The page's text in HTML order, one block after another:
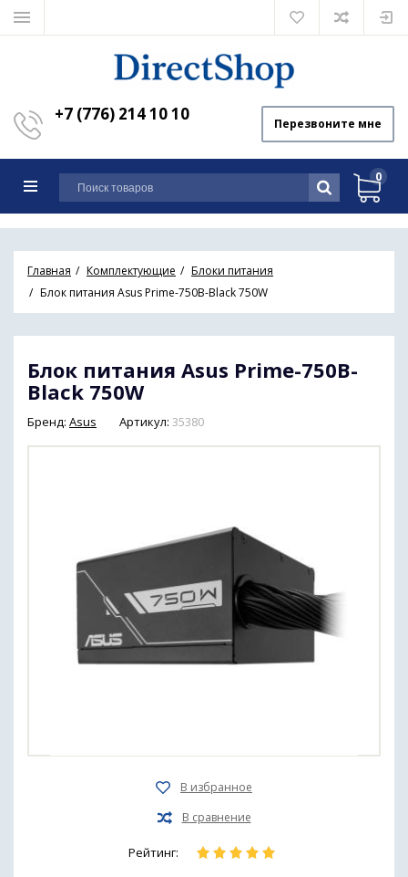
+7 (776) 214 10 10 Перезвоните мне
0
Главная Комплектующие
Блоки питания
Блок питания Asus Prime-750B-Black 750W
Блок питания Asus Prime-750B-
Black 750W
Бренд: Asus Артикул: 35380
Рейтинг: